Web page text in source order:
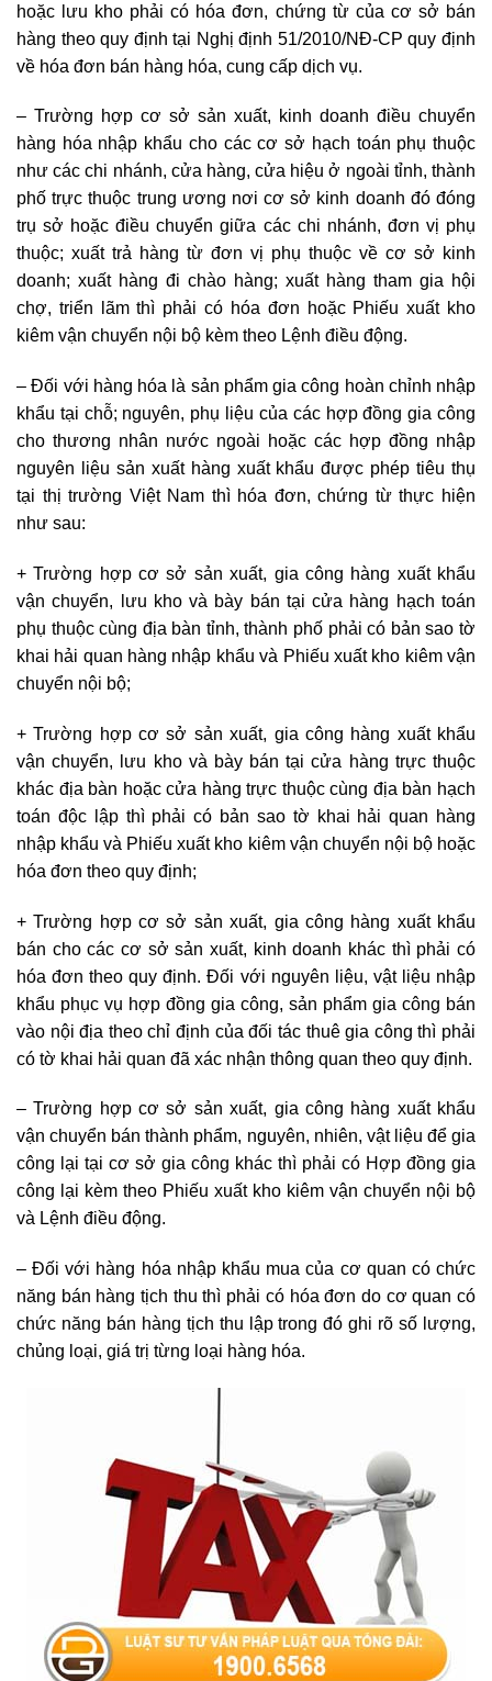
hoặc lưu kho phải có hóa đơn, chứng từ của cơ sở bán
hàng theo quy định tại Nghị định 51/2010/NĐ-CP quy định
về hóa đơn bán hàng hóa, cung cấp dịch vụ.
– Trường hợp cơ sở sản xuất, kinh doanh điều chuyển
hàng hóa nhập khẩu cho các cơ sở hạch toán phụ thuộc
như các chi nhánh, cửa hàng, cửa hiệu ở ngoài tỉnh, thành
phố trực thuộc trung ương nơi cơ sở kinh doanh đó đóng
trụ sở hoặc điều chuyển giữa các chi nhánh, đơn vị phụ
thuộc; xuất trả hàng từ đơn vị phụ thuộc về cơ sở kinh
doanh; xuất hàng đi chào hàng; xuất hàng tham gia hội
chợ, triển lãm thì phải có hóa đơn hoặc Phiếu xuất kho
kiêm vận chuyển nội bộ kèm theo Lệnh điều động.
– Đối với hàng hóa là sản phẩm gia công hoàn chỉnh nhập
khẩu tại chỗ; nguyên, phụ liệu của các hợp đồng gia công
cho thương nhân nước ngoài hoặc các hợp đồng nhập
nguyên liệu sản xuất hàng xuất khẩu được phép tiêu thụ
tại thị trường Việt Nam thì hóa đơn, chứng từ thực hiện
như sau:
+ Trường hợp cơ sở sản xuất, gia công hàng xuất khẩu
vận chuyển, lưu kho và bày bán tại cửa hàng hạch toán
phụ thuộc cùng địa bàn tỉnh, thành phố phải có bản sao tờ
khai hải quan hàng nhập khẩu và Phiếu xuất kho kiêm vận
chuyển nội bộ;
+ Trường hợp cơ sở sản xuất, gia công hàng xuất khẩu
vận chuyển, lưu kho và bày bán tại cửa hàng trực thuộc
khác địa bàn hoặc cửa hàng trực thuộc cùng địa bàn hạch
toán độc lập thì phải có bản sao tờ khai hải quan hàng
nhập khẩu và Phiếu xuất kho kiêm vận chuyển nội bộ hoặc
hóa đơn theo quy định;
+ Trường hợp cơ sở sản xuất, gia công hàng xuất khẩu
bán cho các cơ sở sản xuất, kinh doanh khác thì phải có
hóa đơn theo quy định. Đối với nguyên liệu, vật liệu nhập
khẩu phục vụ hợp đồng gia công, sản phẩm gia công bán
vào nội địa theo chỉ định của đối tác thuê gia công thì phải
có tờ khai hải quan đã xác nhận thông quan theo quy định.
– Trường hợp cơ sở sản xuất, gia công hàng xuất khẩu
vận chuyển bán thành phẩm, nguyên, nhiên, vật liệu để gia
công lại tại cơ sở gia công khác thì phải có Hợp đồng gia
công lại kèm theo Phiếu xuất kho kiêm vận chuyển nội bộ
và Lệnh điều động.
– Đối với hàng hóa nhập khẩu mua của cơ quan có chức
năng bán hàng tịch thu thì phải có hóa đơn do cơ quan có
chức năng bán hàng tịch thu lập trong đó ghi rõ số lượng,
chủng loại, giá trị từng loại hàng hóa.